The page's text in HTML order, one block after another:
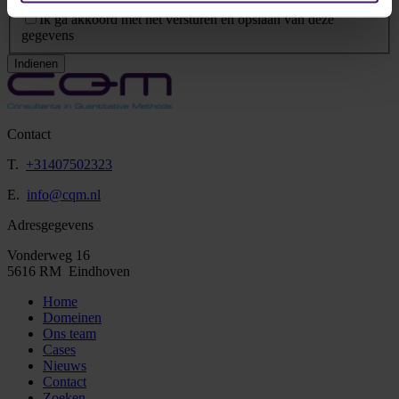
Privacy Statement*
Ik ga akkoord met het versturen en opslaan van deze
gegevens
Indienen
Contact
T. +31407502323
E. info@cqm.nl
Adresgegevens
Vonderweg 16
5616 RM Eindhoven
Home
Domeinen
Ons team
Cases
Nieuws
Contact